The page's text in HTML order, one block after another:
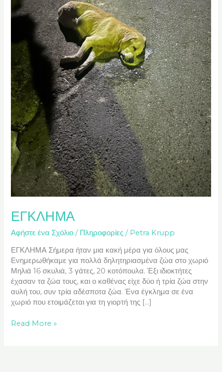
ΕΓΚΛΗΜΑ
Αφήστε ένα Σχόλιο / Πληροφορίες / Petra Krupp
ΕΓΚΛΗΜΑ Σήμερα ήταν μια κακή μέρα για όλους μας
Ενημερωθήκαμε για πολλά δηλητηριασμένα ζώα στο χωριό
Μηλιά 16 σκυλιά, 3 γάτες, 20 κοτόπουλα. Έξι ιδιοκτήτες
έχασαν τα ζώα τους, και ο καθένας είχε δύο ή τρία ζώα στην
αυλή του, συν τρία αδέσποτα ζώα. Ένα έγκλημα σε ένα
χωριό που ετοιμάζεται για τη γιορτή της […]
Read More »